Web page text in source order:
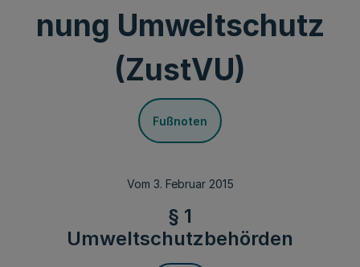
nung Umweltschutz
(ZustVU)
Fußnoten
Vom 3. Februar 2015
§ 1
Umweltschutzbehörden